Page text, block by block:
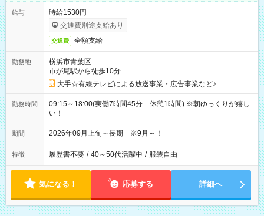
給与
時給1530円
交通費別途支給あり
交通費 全額支給
勤務地
横浜市青葉区
市が尾駅から徒歩10分
大手☆有線テレビによる放送事業・広告事業など♪
勤務時間
09:15～18:00(実働7時間45分 休憩1時間) ※朝ゆっくりが嬉し
い！
期間 2026年09月上旬～長期 ※9月～！
特徴 履歴書不要 / 40～50代活躍中 / 服装自由
気になる！ 応募する 詳細へ